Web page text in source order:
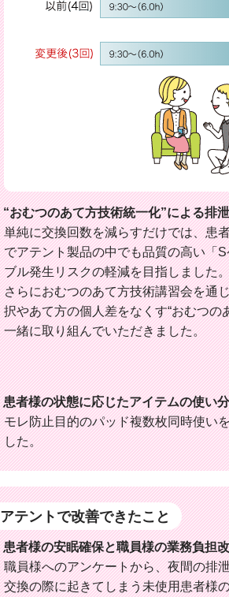
“おむつのあて方技術統一化”による排
単純に交換回数を減らすだけでは、患
でアテント製品の中でも品質の高い「
ブル発生リスクの軽減を目指しました
さらにおむつのあて方技術講習会を通
択やあて方の個人差をなくす“おむつ
一緒に取り組んでいただきました。
患者様の状態に応じたアイテムの使い
モレ防止目的のパッド複数枚同時使い
した。
アテントで改善できたこと
患者様の安眠確保と職員様の業務負担
職員様へのアンケートから、夜間の排
交換の際に起きてしまう未使用患者様